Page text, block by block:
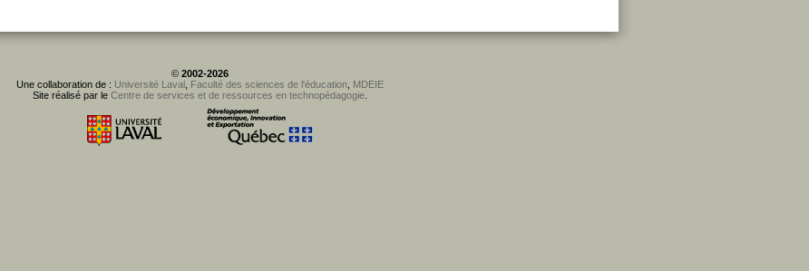
© 2002-2026
Une collaboration de : Université Laval, Faculté des sciences de l'éducation, MDEIE
Site réalisé par le Centre de services et de ressources en technopédagogie.